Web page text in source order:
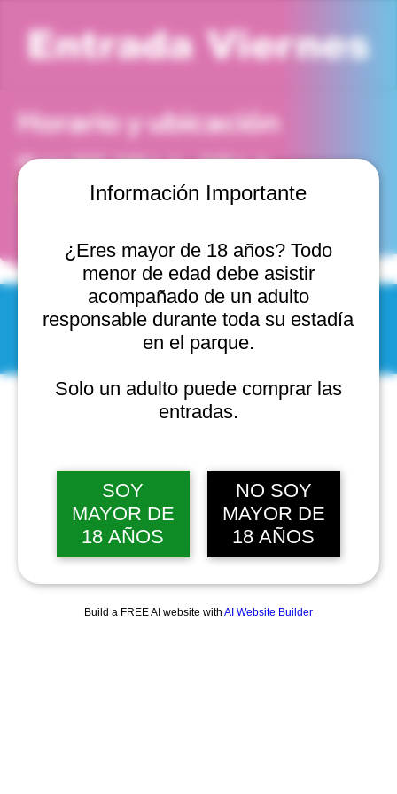
Información Importante
¿Eres mayor de 18 años? Todo
menor de edad debe asistir
acompañado de un adulto
responsable durante toda su estadía
en el parque.
Solo un adulto puede comprar las
entradas.
SOY
MAYOR DE
18 AÑOS
NO SOY
MAYOR DE
18 AÑOS
Build a FREE AI website with AI Website Builder
Entrada Viernes
Horario y ubicación
08 ene 2027, 5:00 p. m. – 6:00 p. m.
Viña del Mar, Cam. Internacional 2440, 2541754 Viña
del Mar, Valparaíso, Chile